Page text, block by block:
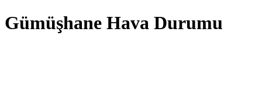
Gümüşhane Hava Durumu